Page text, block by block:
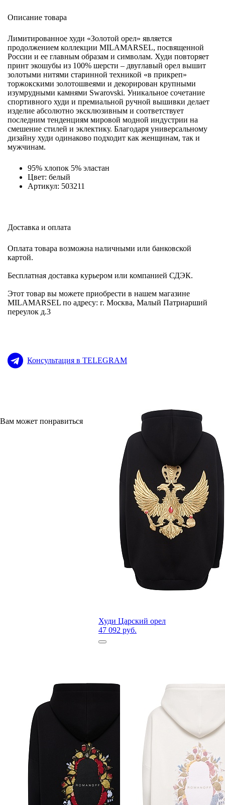
Описание товара
Лимитированное худи «Золотой орел» является
продолжением коллекции MILAMARSEL, посвященной
России и ее главным образам и символам. Худи повторяет
принт экошубы из 100% шерсти – двуглавый орел вышит
золотыми нитями старинной техникой «в прикреп»
торжокскими золотошвеями и декорирован крупными
изумрудными камнями Swarovski. Уникальное сочетание
спортивного худи и премиальной ручной вышивки делает
изделие абсолютно эксклюзивным и соответствует
последним тенденциям мировой модной индустрии на
смешение стилей и эклектику. Благодаря универсальному
дизайну худи одинаково подходит как женщинам, так и
мужчинам.
95% хлопок 5% эластан
Цвет: белый
Артикул: 503211
Доставка и оплата
Оплата товара возможна наличными или банковской
картой.
Бесплатная доставка курьером или компанией СДЭК.
Этот товар вы можете приобрести в нашем магазине
MILAMARSEL по адресу: г. Москва, Малый Патриарший
переулок д.3
Консультация в TELEGRAM
Вам может понравиться
Худи Царский орел
47 092 руб.